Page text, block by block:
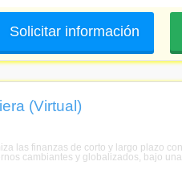
Solicitar información
(Virtual)
las finanzas de corto y largo plazo
cambiantes y globalizados, bajo